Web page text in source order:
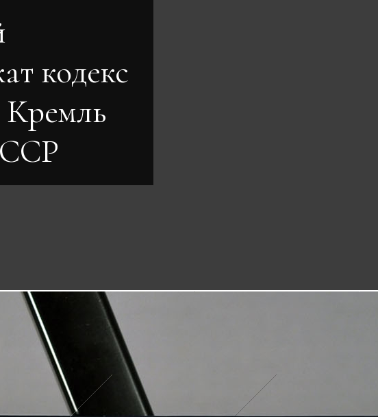
кодекс
Кремль